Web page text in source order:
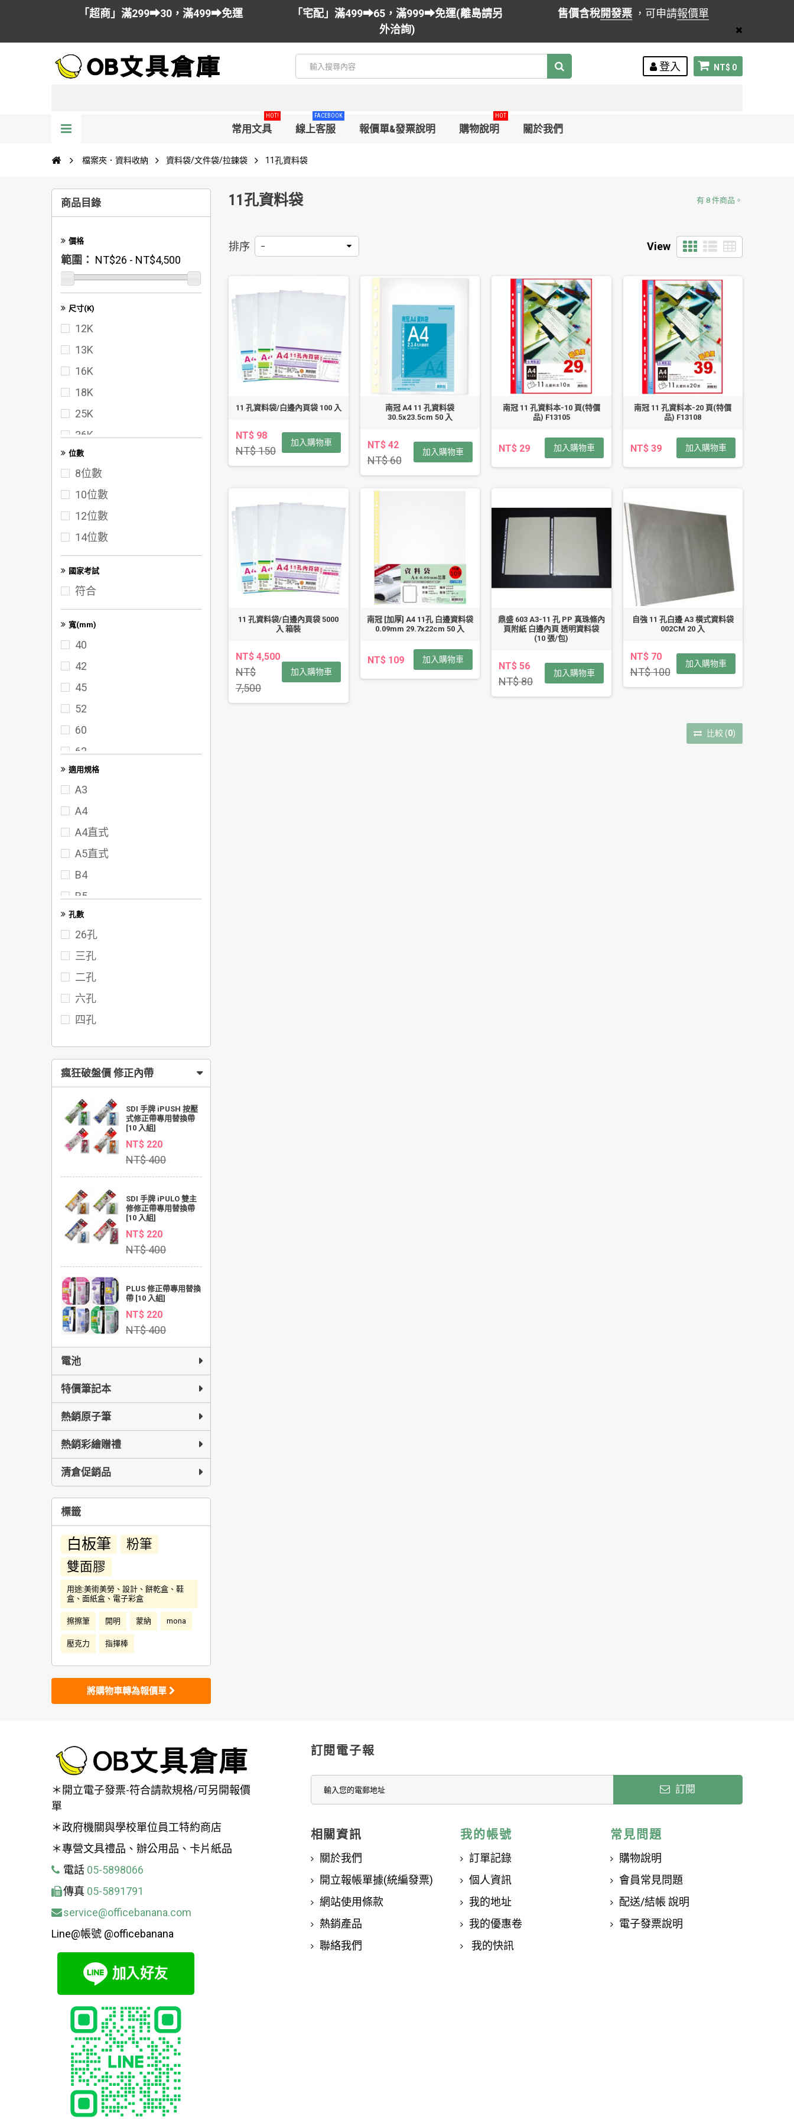
「超商」滿299➡30，滿499➡免運
「宅配」滿499➡65，滿999➡免運(離島請另
外洽詢)
售價含稅開發票 ，可申請報價單
NT$ 0
登入
常用文具
HOT!
線上客服
FACEBOOK
報價單&發票說明 購物說明
HOT
關於我們
檔案夾．資料收納 資料袋/文件袋/拉鍊袋 11孔資料袋
商品目錄
價格
範圍： NT$26 - NT$4,500
尺寸(K)
12K
13K
16K
18K
25K
36K
40K
50K
60K
72K
100K
位數
8位數
10位數
12位數
14位數
國家考試
符合
寬(mm)
40
42
45
52
60
62
65
70
72
75
80
95
102
117
122
142
適用規格
A3
A4
A4直式
A5直式
B4
B5
FC
孔數
26孔
三孔
二孔
六孔
四孔
瘋狂破盤價 修正內帶
SDI 手牌 iPUSH 按壓
式修正帶專用替換帶
[10 入組]
NT$ 220
NT$ 400
SDI 手牌 iPULO 雙主
修修正帶專用替換帶
[10 入組]
NT$ 220
NT$ 400
PLUS 修正帶專用替換
帶 [10 入組]
NT$ 220
NT$ 400
電池
特價筆記本
熱銷原子筆
熱銷彩繪贈禮
清倉促銷品
標籤
白板筆
粉筆
雙面膠
用途:美術美勞、設計、餅乾盒、鞋
盒、面紙盒、電子彩盒
擦擦筆 開明 蒙納 mona
壓克力 指揮棒
將購物車轉為報價單
11孔資料袋 有 8 件商品。
View
排序 --
11 孔資料袋/白邊內頁袋 100 入
NT$ 98
NT$ 150
加入購物車
南冠 A4 11 孔資料袋
30.5x23.5cm 50 入
NT$ 42
NT$ 60
加入購物車
南冠 11 孔資料本-10 頁(特價
品) F13105
NT$ 29 加入購物車
南冠 11 孔資料本-20 頁(特價
品) F13108
NT$ 39 加入購物車
11 孔資料袋/白邊內頁袋 5000
入 箱裝
NT$ 4,500
NT$
7,500
加入購物車
南冠 [加厚] A4 11孔 白邊資料袋
0.09mm 29.7x22cm 50 入
NT$ 109 加入購物車
鼎盛 603 A3-11 孔 PP 真珠條內
頁附紙 白邊內頁 透明資料袋
(10 張/包)
NT$ 56
NT$ 80
加入購物車
自強 11 孔白邊 A3 橫式資料袋
002CM 20 入
NT$ 70
NT$ 100
加入購物車
比較 (0)
＊開立電子發票-符合請款規格/可另開報價
單
＊政府機關與學校單位員工特約商店
＊專營文具禮品、辦公用品、卡片紙品
電話 05-5898066
傳真 05-5891791
service@officebanana.com
Line@帳號 @officebanana
訂閱電子報
訂閱
相關資訊
關於我們
開立報帳單據(統編發票)
網站使用條款
熱銷產品
聯絡我們
我的帳號
訂單記錄
個人資訊
我的地址
我的優惠卷
我的快訊
常見問題
購物說明
會員常見問題
配送/結帳 說明
電子發票說明